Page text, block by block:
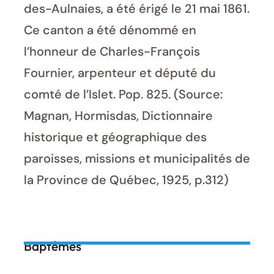
des-Aulnaies, a été érigé le 21 mai 1861.
Ce canton a été dénommé en
l’honneur de Charles-François
Fournier, arpenteur et député du
comté de l’Islet. Pop. 825. (Source:
Magnan, Hormisdas, Dictionnaire
historique et géographique des
paroisses, missions et municipalités de
la Province de Québec, 1925, p.312)
Baptêmes